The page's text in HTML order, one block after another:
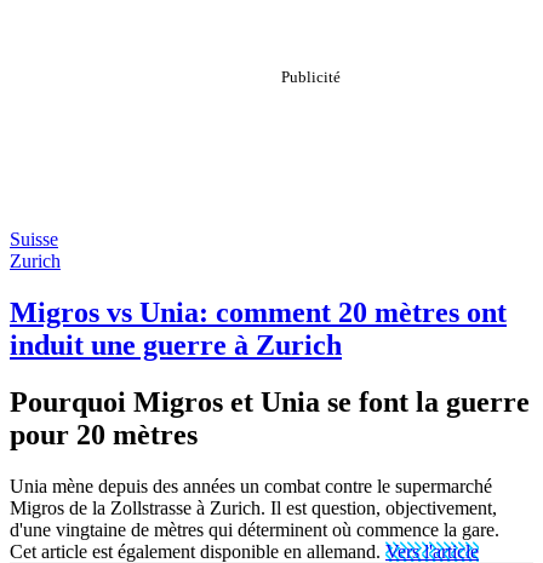
Suisse
Zurich
Migros vs Unia: comment 20 mètres ont
induit une guerre à Zurich
Pourquoi Migros et Unia se font la guerre
pour 20 mètres
Unia mène depuis des années un combat contre le supermarché
Migros de la Zollstrasse à Zurich. Il est question, objectivement,
d'une vingtaine de mètres qui déterminent où commence la gare.
Cet article est également disponible en allemand. Vers l'article